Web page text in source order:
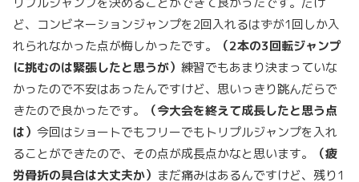
ど、コンビネーションジャンプを2回入れるはずが1回しか入
れられなかった点が悔しかったです。
（2本の3回転ジャンプ
に挑むのは緊張したと思うが） 練習でもあまり決まっていな
かったので不安はあったんですけど、思いっきり跳んだらで
きたので良かったです。
（今大会を終えて成長したと思う点
は） 今回はショートでもフリーでもトリプルジャンプを入れ
ることができたので、その点が成長点かなと思います。
（疲
労骨折の具合は大丈夫か） まだ痛みはあるんですけど、残り1